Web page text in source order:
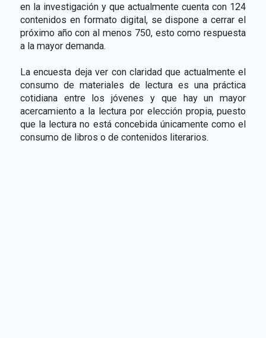
en la investigación y que actualmente cuenta con 124
contenidos en formato digital, se dispone a cerrar el
próximo año con al menos 750, esto como respuesta
a la mayor demanda.
La encuesta deja ver con claridad que actualmente el
consumo de materiales de lectura es una práctica
cotidiana entre los jóvenes y que hay un mayor
acercamiento a la lectura por elección propia, puesto
que la lectura no está concebida únicamente como el
consumo de libros o de contenidos literarios.